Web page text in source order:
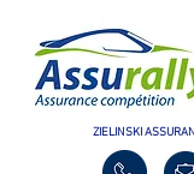
ZIELINSKI